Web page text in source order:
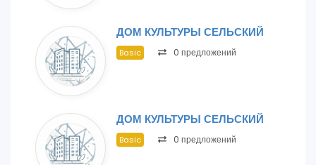
ДОМ КУЛЬТУРЫ СЕЛЬСКИЙ
Basic 0 предложений
ДОМ КУЛЬТУРЫ СЕЛЬСКИЙ
Basic 0 предложений